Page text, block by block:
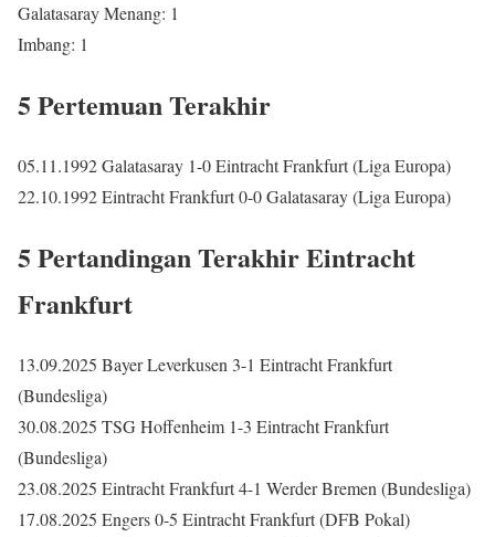
Galatasaray Menang: 1
Imbang: 1
5 Pertemuan Terakhir
05.11.1992 Galatasaray 1-0 Eintracht Frankfurt (Liga Europa)
22.10.1992 Eintracht Frankfurt 0-0 Galatasaray (Liga Europa)
5 Pertandingan Terakhir Eintracht
Frankfurt
13.09.2025 Bayer Leverkusen 3-1 Eintracht Frankfurt
(Bundesliga)
30.08.2025 TSG Hoffenheim 1-3 Eintracht Frankfurt
(Bundesliga)
23.08.2025 Eintracht Frankfurt 4-1 Werder Bremen (Bundesliga)
17.08.2025 Engers 0-5 Eintracht Frankfurt (DFB Pokal)